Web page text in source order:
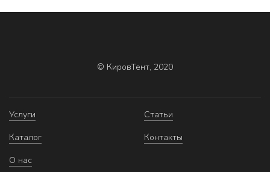
© КировТент, 2020
Услуги
Каталог
О нас
Статьи
Контакты